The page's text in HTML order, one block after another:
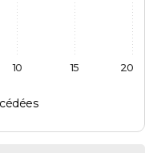
10 15 20